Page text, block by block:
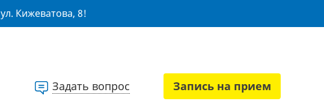
Кижеватова, 8!
Задать вопрос Запись на прием